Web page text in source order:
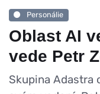
Personálie
Oblast AI
vede Petr
Skupina Adastra